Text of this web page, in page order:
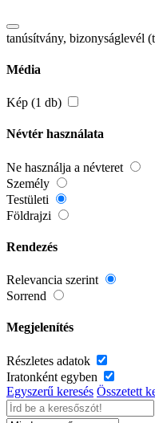
tanúsítvány, bizonyságlevél
Média
Kép (1 db)
Névtér használata
Ne használja a névteret
Személy
Testületi
Földrajzi
Rendezés
Relevancia szerint
Sorrend
Megjelenítés
Részletes adatok
Iratonként egyben
Egyszerű keresés Összetett